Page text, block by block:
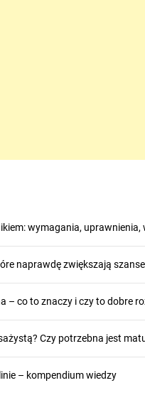
wymagania, uprawnienia,
naprawdę zwiększają
– co to znaczy i czy to dobre
Czy potrzebna jest
– kompendium wiedzy